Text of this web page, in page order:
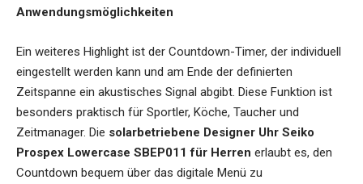
Anwendungsmöglichkeiten
Ein weiteres Highlight ist der Countdown-Timer, der individuell
eingestellt werden kann und am Ende der definierten
Zeitspanne ein akustisches Signal abgibt. Diese Funktion ist
besonders praktisch für Sportler, Köche, Taucher und
Zeitmanager. Die solarbetriebene Designer Uhr Seiko
Prospex Lowercase SBEP011 für Herren erlaubt es, den
Countdown bequem über das digitale Menü zu